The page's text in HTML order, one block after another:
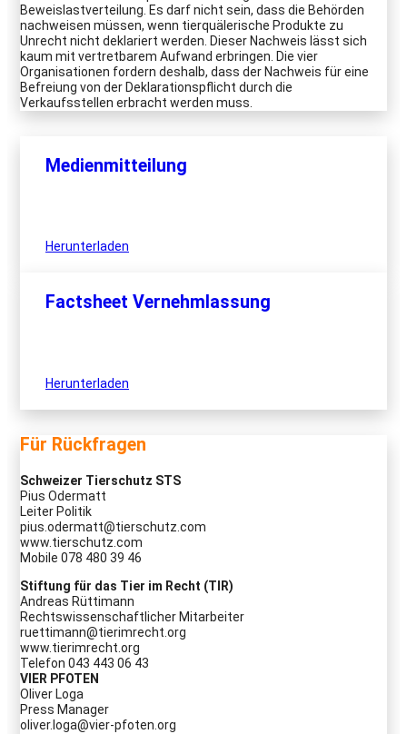
Beweislastverteilung. Es darf nicht sein, dass die Behörden
nachweisen müssen, wenn tierquälerische Produkte zu
Unrecht nicht deklariert werden. Dieser Nachweis lässt sich
kaum mit vertretbarem Aufwand erbringen. Die vier
Organisationen fordern deshalb, dass der Nachweis für eine
Befreiung von der Deklarationspflicht durch die
Verkaufsstellen erbracht werden muss.
Medienmitteilung
Herunterladen
Factsheet Vernehmlassung
Herunterladen
Für Rückfragen
Schweizer Tierschutz STS
Pius Odermatt
Leiter Politik
pius.odermatt@tierschutz.com
www.tierschutz.com
Mobile 078 480 39 46
Stiftung für das Tier im Recht (TIR)
Andreas Rüttimann
Rechtswissenschaftlicher Mitarbeiter
ruettimann@tierimrecht.org
www.tierimrecht.org
Telefon 043 443 06 43
VIER PFOTEN
Oliver Loga
Press Manager
oliver.loga@vier-pfoten.org